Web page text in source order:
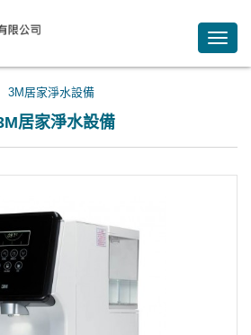
3M居家淨水設備
居家淨水設備